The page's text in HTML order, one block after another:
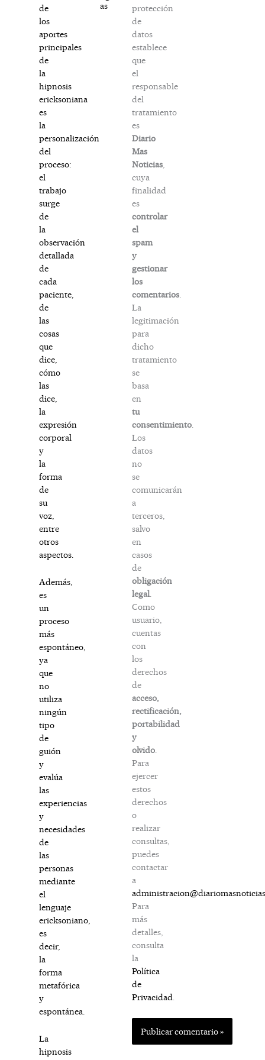
de
los
aportes
principales
de
la
hipnosis
ericksoniana
es
la
personalización
del
proceso:
el
trabajo
surge
de
la
observación
detallada
de
cada
paciente,
de
las
cosas
que
dice,
cómo
las
dice,
la
expresión
corporal
y
la
forma
de
su
voz,
entre
otros
aspectos.
Además,
es
un
proceso
más
espontáneo,
ya
que
no
utiliza
ningún
tipo
de
guión
y
evalúa
las
experiencias
y
necesidades
de
las
personas
mediante
el
lenguaje
ericksoniano,
es
decir,
la
forma
metafórica
y
espontánea.
La
hipnosis
as
protección
de
datos
establece
que
el
responsable
del
tratamiento
es
Diario
Mas
Noticias
cuya
finalidad
es
controlar
el
spam
y
gestionar
los
comentarios
La
legitimación
para
dicho
tratamiento
se
basa
en
tu
consentimiento
Los
datos
no
se
comunicarán
a
terceros,
salvo
en
casos
de
obligación
legal
Como
usuario,
cuentas
con
los
derechos
de
acceso,
rectificación,
portabilidad
y
olvido
Para
ejercer
estos
derechos
o
realizar
consultas,
puedes
contactar
a
Para
más
detalles,
consulta
la
Política
de
Privacidad